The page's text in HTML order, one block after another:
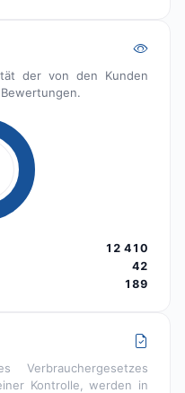
der von den Kunden
12 410
42
189
Verbrauchergesetzes
Kontrolle, werden in